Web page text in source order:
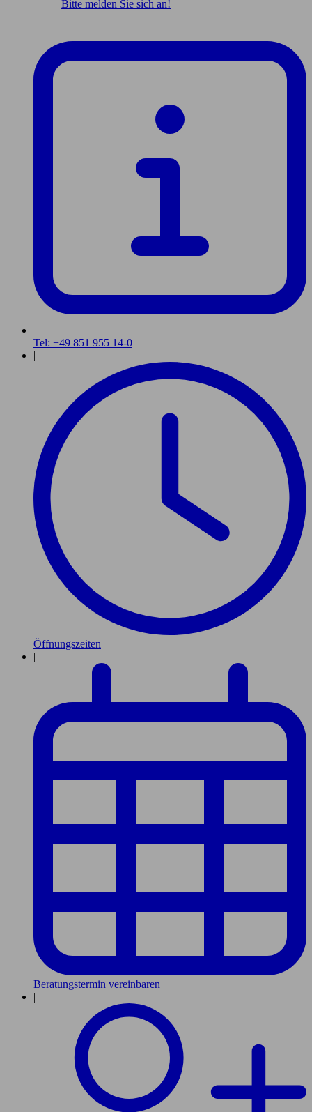
Bitte melden Sie sich an!
Tel: +49 851 955 14-0
|
Öffnungszeiten
|
Beratungstermin vereinbaren
|